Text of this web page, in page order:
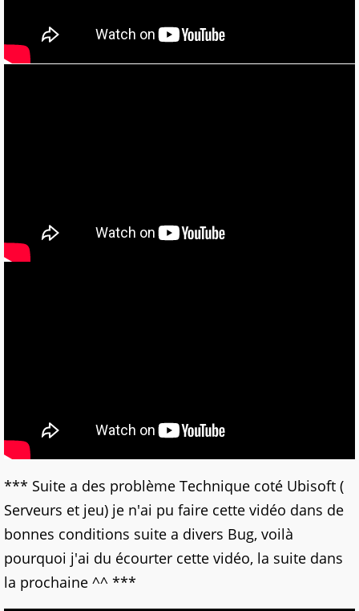
*** Suite a des problème Technique coté Ubisoft (
Serveurs et jeu) je n'ai pu faire cette vidéo dans de
bonnes conditions suite a divers Bug, voilà
pourquoi j'ai du écourter cette vidéo, la suite dans
la prochaine ^^ ***